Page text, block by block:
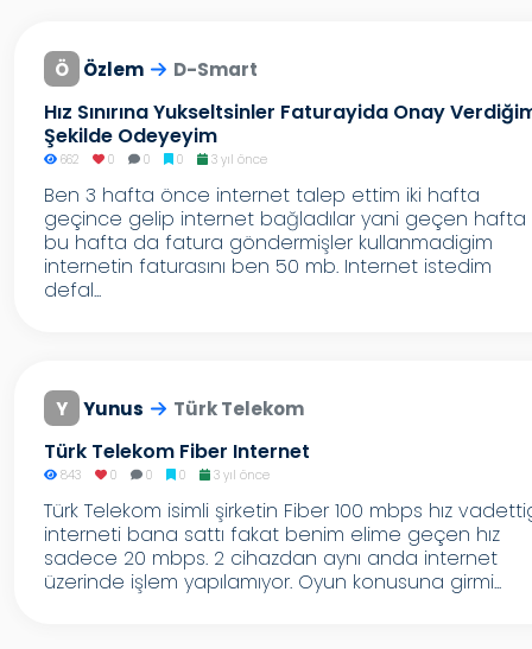
Ö Özlem D-Smart
Hız Sınırına Yukseltsinler Faturayida Onay
Şekilde Odeyeyim
662 0 0 0 3 yıl önce
Ben 3 hafta önce internet talep ettim iki hafta
geçince gelip internet bağladılar yani geçen hafta
bu hafta da fatura göndermişler kullanmadigim
internetin faturasını ben 50 mb. Internet istedim
defal...
Y Yunus Türk Telekom
Türk Telekom Fiber Internet
843 0 0 0 3 yıl önce
Türk Telekom isimli şirketin Fiber 100 mbps hız
interneti bana sattı fakat benim elime geçen hız
sadece 20 mbps. 2 cihazdan aynı anda internet
üzerinde işlem yapılamıyor. Oyun konusuna girmi...